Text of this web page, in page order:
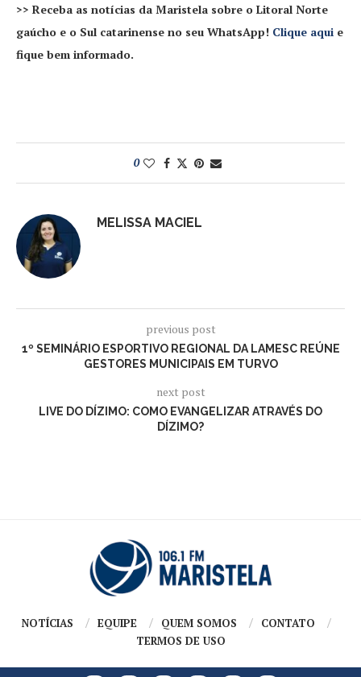
>> Receba as notícias da Maristela sobre o Litoral Norte
gaúcho e o Sul catarinense no seu WhatsApp! Clique aqui e
fique bem informado.
0
MELISSA MACIEL
previous post
1º SEMINÁRIO ESPORTIVO REGIONAL DA LAMESC REÚNE
GESTORES MUNICIPAIS EM TURVO
next post
LIVE DO DÍZIMO: COMO EVANGELIZAR ATRAVÉS DO
DÍZIMO?
NOTÍCIAS EQUIPE QUEM SOMOS
CONTATO
TERMOS DE USO